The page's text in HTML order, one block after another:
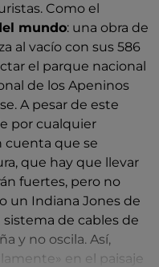
Como el
mundo: una obra de
al vacío con sus 586
el parque nacional
de los Apeninos
A pesar de este
por cualquier
cuenta que se
que hay que llevar
fuertes, pero no
un Indiana Jones de
de cables de
y no oscila. Así,
en el paisaje